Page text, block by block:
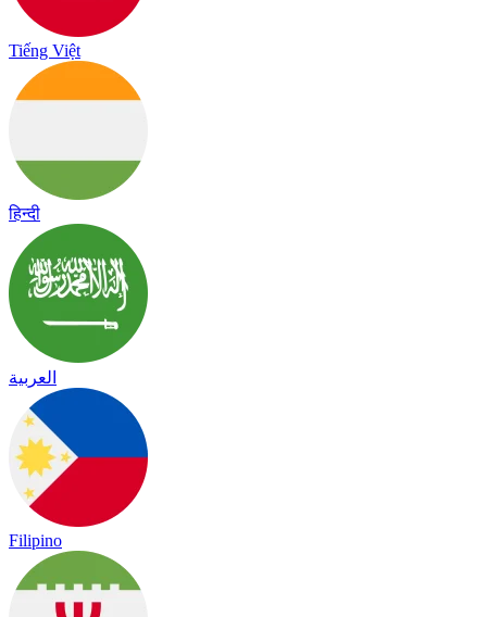
Tiếng Việt
हिन्दी
العربية
Filipino